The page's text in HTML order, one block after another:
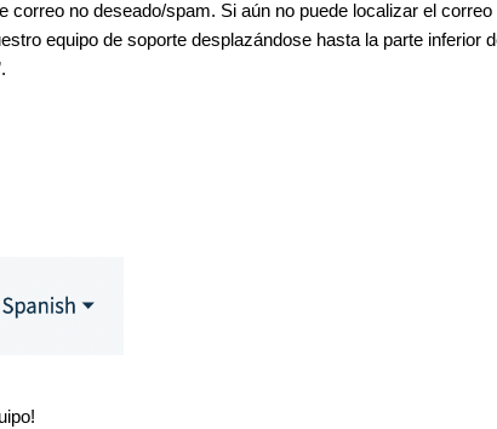
correo no deseado/spam. Si aún no puede localizar el correo
equipo de soporte desplazándose hasta la parte inferior